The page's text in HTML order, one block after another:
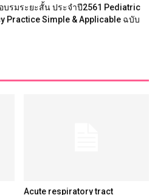
บรมระยะสั้น ประจำปี2561 Pediatric
Practice Simple & Applicable ฉบับ
Acute respiratory tract